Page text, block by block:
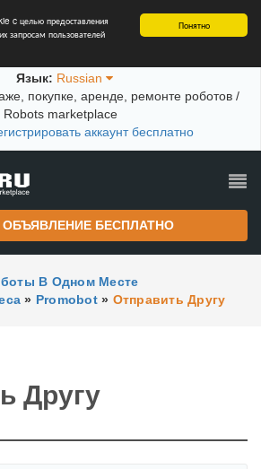
Понятно
c целью предоставления
запросам пользователей
Язык: Russian
покупке, аренде, ремонте роботов /
Robots marketplace
аккаунт бесплатно
ОБЪЯВЛЕНИЕ БЕСПЛАТНО
В Одном Месте
» Promobot » Отправить Другу
Другу